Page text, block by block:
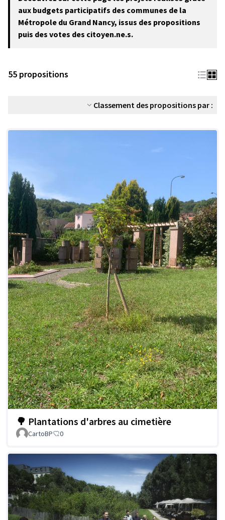
aux budgets participatifs des communes de la
Métropole du Grand Nancy, issus des propositions
puis des votes des citoyen.ne.s.
55 propositions
Classement des propositions par :
🌳 Plantations d'arbres au cimetière
CartoBP 0